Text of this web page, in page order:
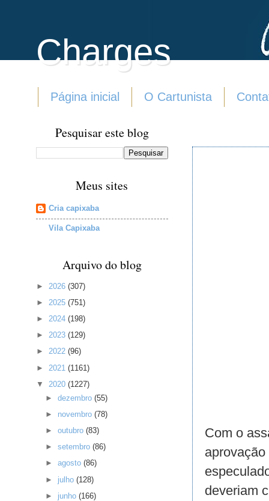
Charges
Página inicial O Cartunista
Com o
deveriam
Pesquisar este blog
Meus sites
Cria capixaba
Vila Capixaba
Arquivo do blog
► 2026 (307)
► 2025 (751)
► 2024 (198)
► 2023 (129)
► 2022 (96)
► 2021 (1161)
▼ 2020 (1227)
►dezembro(55)
► novembro(78)
►outubro(83)
►setembro(86)
►agosto(86)
► julho(128)
► junho(166)